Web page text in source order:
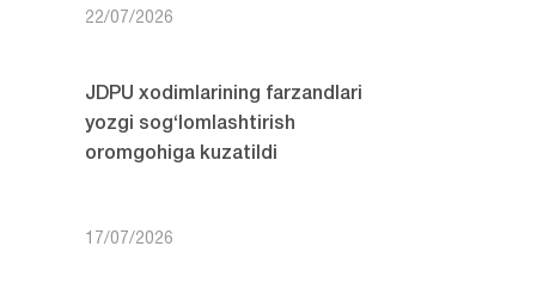
22/07/2026
JDPU xodimlarining farzandlari
yozgi sog‘lomlashtirish
oromgohiga kuzatildi
17/07/2026